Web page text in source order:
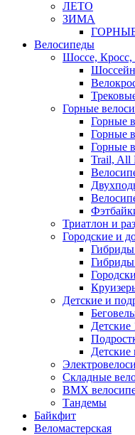
ЛЕТО
ЗИМА
Велосипеды
Шоссе, Кросс,
Горные
Горные
Горные
Горные
Trail, All
Триатлон и
Городские и
Гибриды
Детские и
Детские
Складные
BMX
Тандемы
Байкфит
Веломастерская